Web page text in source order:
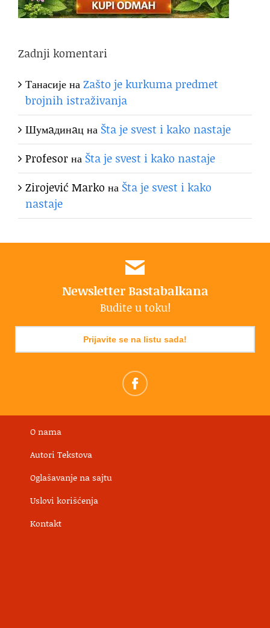
Zadnji komentari
ТанасијенаZašto je kurkuma predmet
brojnih istraživanja
Шумaдинaцна Šta je svest i kako nastaje
Profesorна Šta je svest i kako nastaje
Zirojević Marko на Šta je svest i kako
nastaje
Newsletter Bastabalkana
Budite u toku!
Prijavite se na listu sada!
O nama
Autori Tekstova
Oglašavanje na sajtu
Uslovi korišćenja
Kontakt